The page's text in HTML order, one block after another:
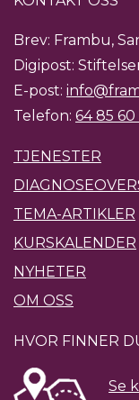
Brev: Frambu,
Digipost:
E-post:
Telefon: 64 85
TJENESTER
TEMA-ARTIKLER
KURSKALENDER
NYHETER
OM OSS
HVOR FINNER
Se